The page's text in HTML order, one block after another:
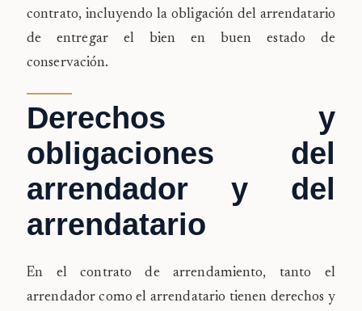
contrato, incluyendo la obligación del arrendatario
de entregar el bien en buen estado de
conservación.
Derechos y
obligaciones del
arrendador y del
arrendatario
En el contrato de arrendamiento, tanto el
arrendador como el arrendatario tienen derechos y